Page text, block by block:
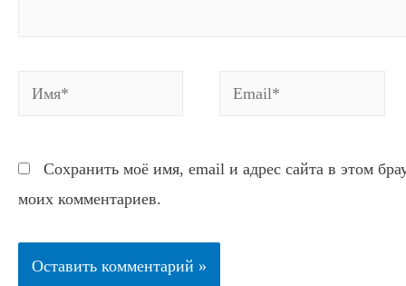
Имя* Email*
Сохранить моё имя, email и адрес сайта в этом
моих комментариев.